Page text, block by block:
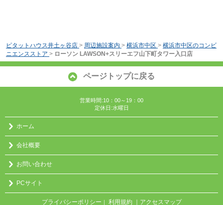
ピタットハウス井土ヶ谷店 > 周辺施設案内 > 横浜市中区 > 横浜市中区のコンビ
ニエンスストア > ローソン LAWSON+スリーエフ山下町タワー入口店
ページトップに戻る
営業時間:10：00～19：00
定休日:水曜日
ホーム
会社概要
お問い合わせ
PCサイト
プライバシーポリシー ｜ 利用規約 ｜アクセスマップ